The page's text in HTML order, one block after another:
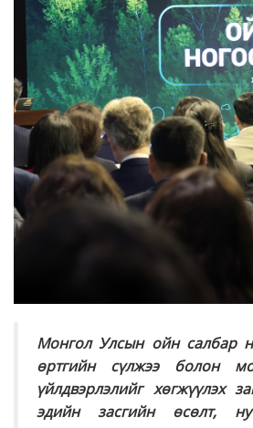
Монгол Улсын ойн салбар
өртгийн сүлжээ болон
үйлдвэрлэлийг хөгжүүлэх
эдийн засгийн өсөлт,